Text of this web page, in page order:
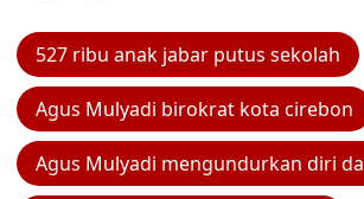
527 ribu anak jabar putus sekolah
Agus Mulyadi birokrat kota cirebon
Agus Mulyadi mengundurkan diri